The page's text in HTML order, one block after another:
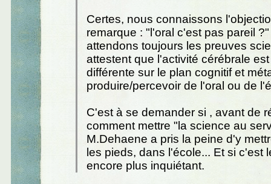
Certes, nous connaissons
remarque : "l'oral c'est pas pareil
attendons toujours les preuves
attestent que l'activité cérébrale
différente sur le plan cognitif et
produire/percevoir de l'oral ou de
C'est à se demander si , avant de
comment mettre "la science au
M.Dehaene a pris la peine d'y
les pieds, dans l'école... Et si c'est
encore plus inquiétant.